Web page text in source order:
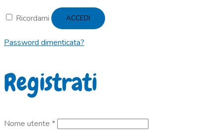
Ricordami ACCEDI
Password dimenticata?
Registrati
Nome utente *Richiesto